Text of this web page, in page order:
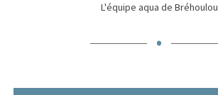
L'équipe aqua de Bréhoulou
.